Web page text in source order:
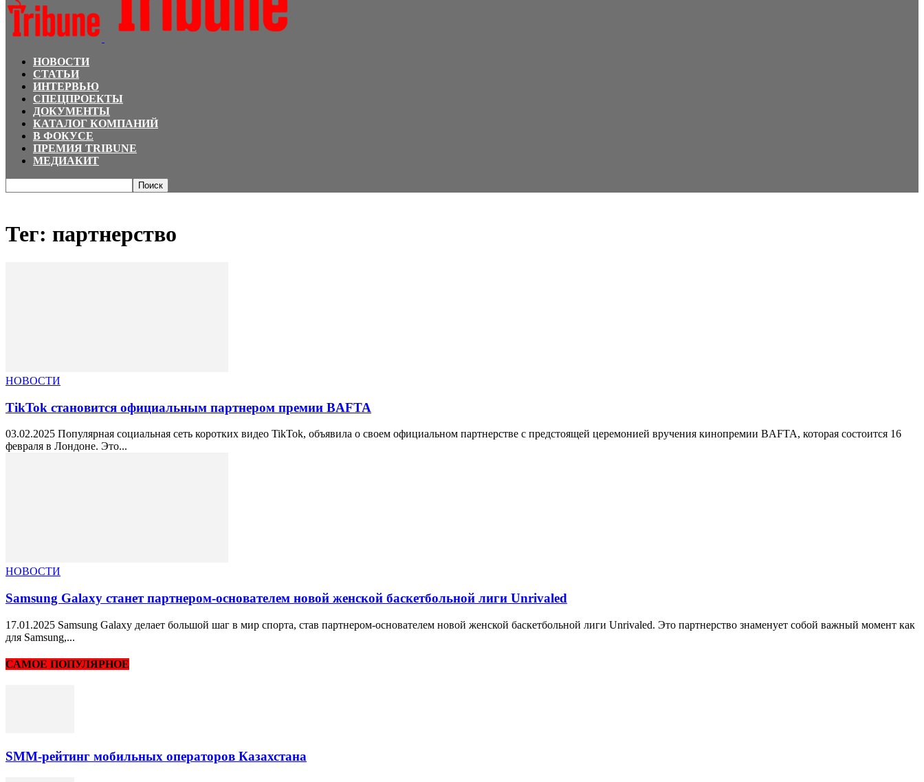
НОВОСТИ
СТАТЬИ
ИНТЕРВЬЮ
СПЕЦПРОЕКТЫ
ДОКУМЕНТЫ
КАТАЛОГ КОМПАНИЙ
В ФОКУСЕ
ПРЕМИЯ TRIBUNE
МЕДИАКИТ
Тег: партнерство
НОВОСТИ
TikTok становится официальным партнером премии BAFTA
03.02.2025 Популярная социальная сеть коротких видео TikTok, объявила о своем официальном партнерстве с предстоящей церемонией вручения кинопремии BAFTA, которая состоится 16
февраля в Лондоне. Это...
НОВОСТИ
Samsung Galaxy станет партнером-основателем новой женской баскетбольной лиги Unrivaled
17.01.2025 Samsung Galaxy делает большой шаг в мир спорта, став партнером-основателем новой женской баскетбольной лиги Unrivaled. Это партнерство знаменует собой важный момент как
для Samsung,...
САМОЕ ПОПУЛЯРНОЕ
SMM-рейтинг мобильных операторов Казахстана